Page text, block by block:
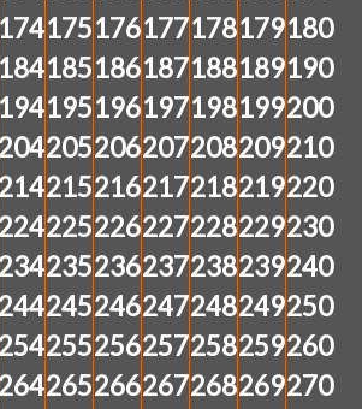
174175176177178179180
184185186187188189190
194195196197198199200
204205206207208209210
214215216217218219220
224225226227228229230
234235236237238239240
244245246247248249250
254255256257258259260
264265266267268269270